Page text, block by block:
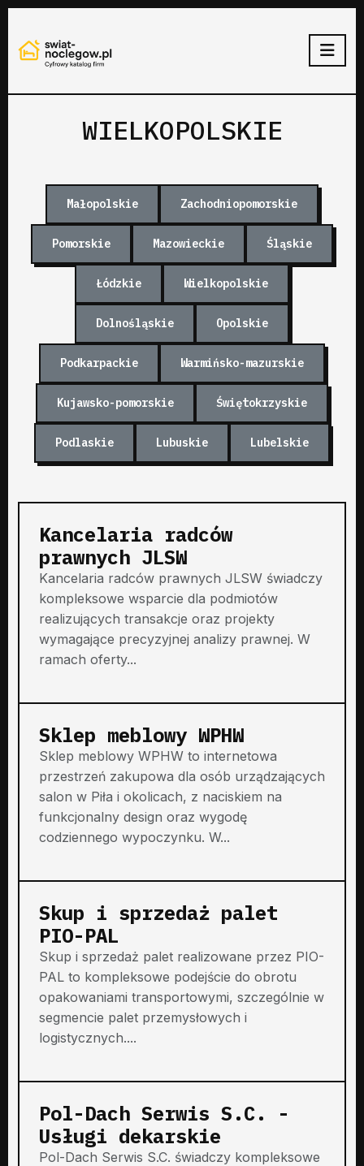
WIELKOPOLSKIE
Małopolskie Zachodniopomorskie
Pomorskie Mazowieckie Śląskie
Łódzkie Wielkopolskie
Dolnośląskie Opolskie
Podkarpackie Warmińsko-mazurskie
Kujawsko-pomorskie Świętokrzyskie
Podlaskie Lubuskie Lubelskie
Kancelaria radców
prawnych JLSW
Kancelaria radców prawnych JLSW świadczy
kompleksowe wsparcie dla podmiotów
realizujących transakcje oraz projekty
wymagające precyzyjnej analizy prawnej. W
ramach oferty...
Sklep meblowy WPHW
Sklep meblowy WPHW to internetowa
przestrzeń zakupowa dla osób urządzających
salon w Piła i okolicach, z naciskiem na
funkcjonalny design oraz wygodę
codziennego wypoczynku. W...
Skup i sprzedaż palet
PIO-PAL
Skup i sprzedaż palet realizowane przez PIO-
PAL to kompleksowe podejście do obrotu
opakowaniami transportowymi, szczególnie w
segmencie palet przemysłowych i
logistycznych....
Pol-Dach Serwis S.C. -
Usługi dekarskie
Pol-Dach Serwis S.C. świadczy kompleksowe